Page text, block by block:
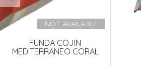
NOT AVAILABLE
FUNDA COJÍN
MEDITERRANEO CORAL